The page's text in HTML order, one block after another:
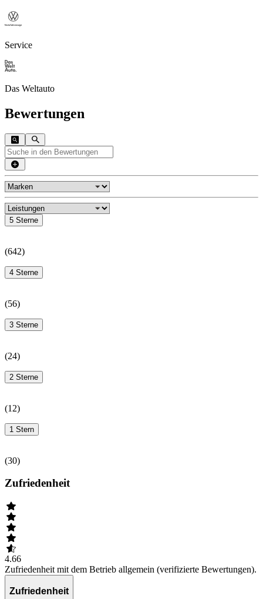
Service
Das Weltauto
Bewertungen
5 Sterne
(642)
4 Sterne
(56)
3 Sterne
(24)
2 Sterne
(12)
1 Stern
(30)
Zufriedenheit
4.66
Zufriedenheit mit dem Betrieb allgemein (verifizierte Bewertungen).
Zufriedenheit